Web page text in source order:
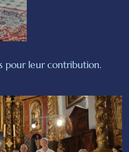
pour leur contribution.